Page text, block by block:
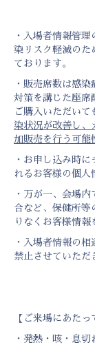
・入場者情報管
染リスク軽減のた
ております。
・販売席数は感
対策を講じた座席
ご購入いただいて
染状況が改善し、
加販売を行う可能
・お申し込み時
れるお客様の個人
・万が一、会場
合など、保健所等
りなくお客様情報
・入場者情報の
禁止させていただ
【ご来場にあたっ
・発熱・咳・息